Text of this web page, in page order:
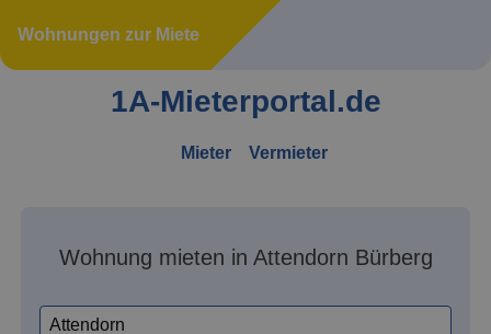
Wohnungen zur Miete
1A-Mieterportal.de
Mieter Vermieter
Wohnung mieten in Attendorn Bürberg